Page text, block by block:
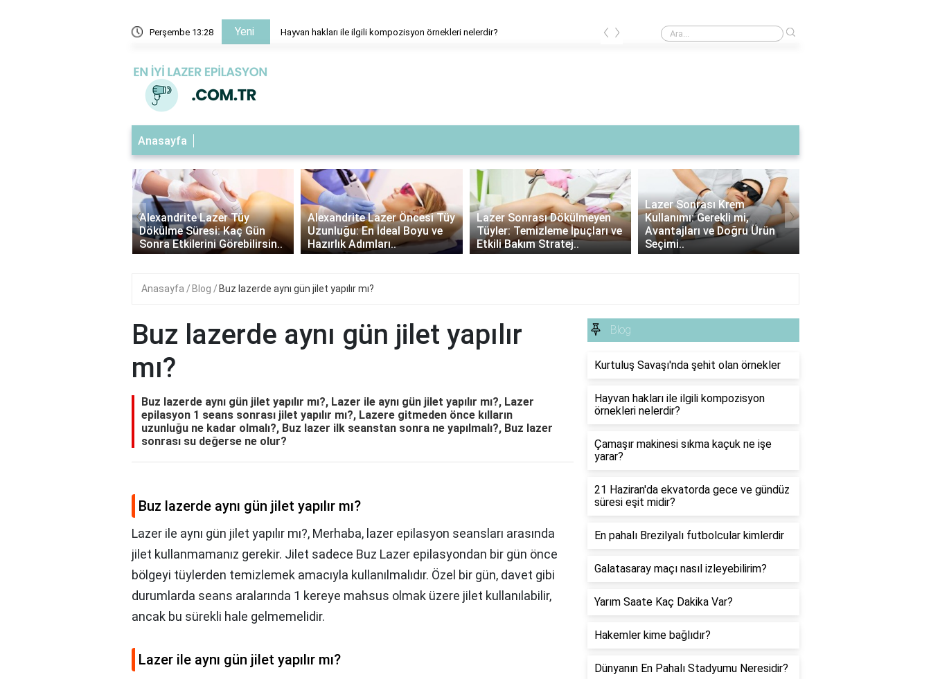
Perşembe 13:28 Yeni
kompozisyon örnekleri nelerdir? Hayvan hakları ile ilgili kompozisyon örnekleri nelerdir? Hayvan hakları ile ilgili kompozisyon örnekleri nelerdir?
‹ ›
Anasayfa
Alexandrite Lazer Öncesi Tüy
Uzunluğu: En İdeal Boyu ve
Hazırlık Adımları..
Lazer Sonrası Dökülmeyen
Tüyler: Temizleme İpuçları ve
Etkili Bakım Stratej..
Lazer Sonrası Krem
Kullanımı: Gerekli mi,
Avantajları ve Doğru Ürün
Seçimi..
Lazer Epilasyon Sonrası
Çıkan Tüyler: Doğru Alım
İpuçları ve Bakım Strateji..
‹ ›
Anasayfa Blog Buz lazerde aynı gün jilet yapılır mı?
Buz lazerde aynı gün jilet yapılır
mı?
Buz lazerde aynı gün jilet yapılır mı?, Lazer ile aynı gün jilet yapılır mı?, Lazer
epilasyon 1 seans sonrası jilet yapılır mı?, Lazere gitmeden önce kılların
uzunluğu ne kadar olmalı?, Buz lazer ilk seanstan sonra ne yapılmalı?, Buz lazer
sonrası su değerse ne olur?
Buz lazerde aynı gün jilet yapılır mı?
Lazer ile aynı gün jilet yapılır mı?, Merhaba, lazer epilasyon seansları arasında
jilet kullanmamanız gerekir. Jilet sadece Buz Lazer epilasyondan bir gün önce
bölgeyi tüylerden temizlemek amacıyla kullanılmalıdır. Özel bir gün, davet gibi
durumlarda seans aralarında 1 kereye mahsus olmak üzere jilet kullanılabilir,
ancak bu sürekli hale gelmemelidir.
Lazer ile aynı gün jilet yapılır mı?
Blog
Kurtuluş Savaşı'nda şehit olan örnekler
Hayvan hakları ile ilgili kompozisyon
örnekleri nelerdir?
Çamaşır makinesi sıkma kaçuk ne işe
yarar?
21 Haziran'da ekvatorda gece ve gündüz
süresi eşit midir?
En pahalı Brezilyalı futbolcular kimlerdir
Galatasaray maçı nasıl izleyebilirim?
Yarım Saate Kaç Dakika Var?
Hakemler kime bağlıdır?
Dünyanın En Pahalı Stadyumu Neresidir?